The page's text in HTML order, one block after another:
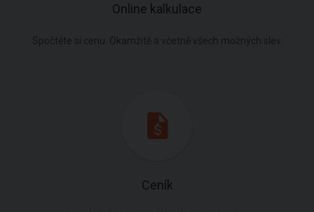
Online kalkulace
Ceník